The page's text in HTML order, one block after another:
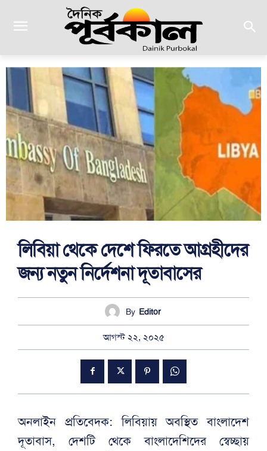
লিবিয়া থেকে দেশে ফিরতে আগ্রহীদের
জন্য নতুন নির্দেশনা দূতাবাসের
By Editor
আগস্ট ২২, ২০২৫
অনলাইন প্রতিবেদক: লিবিয়ায় অবস্থিত বাংলাদেশ
দূতাবাস, দেশটি থেকে বাংলাদেশিদের স্বেচ্ছায়